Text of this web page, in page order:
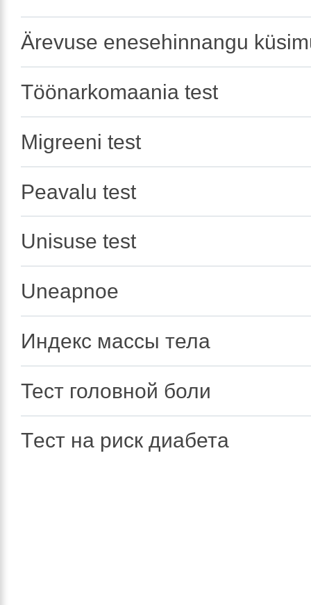
Ärevuse enesehinnangu
Töönarkomaania test
Migreeni test
Peavalu test
Unisuse test
Uneapnoe
Индекс массы тела
Тест головной боли
Tест на риск диабета